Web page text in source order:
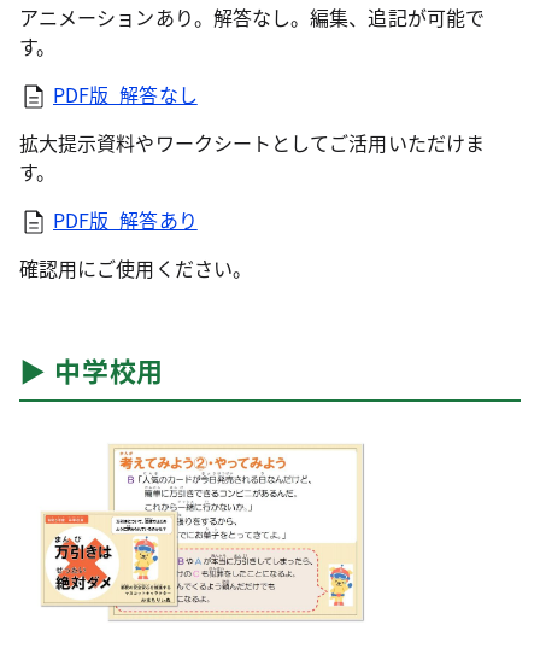
アニメーションあり。解答なし。編集、追記が可能で
す。
PDF版_解答なし
拡大提示資料やワークシートとしてご活用いただけま
す。
PDF版_解答あり
確認用にご使用ください。
▶︎ 中学校用